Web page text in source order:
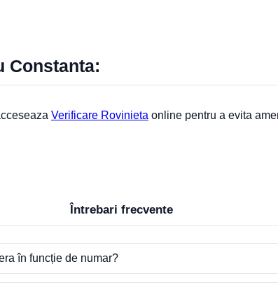
Constanta:
Verificare Rovinieta online pentru a evita
Întrebari frecvente
în funcție de numar?